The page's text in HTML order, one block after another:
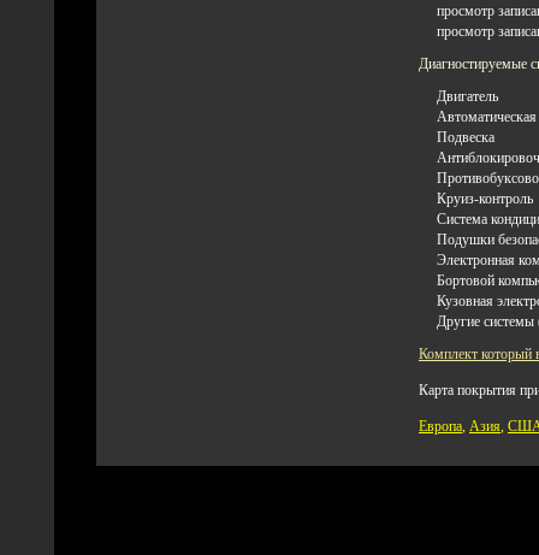
просмотр
просмотр
Диагностируемые
Двигатель
Подвеска
Круиз-контроль
Система
Подушки
Электронная
Бортовой
Кузовная
Другие системы
Комплект который
Карта покрытия
Европа Азия